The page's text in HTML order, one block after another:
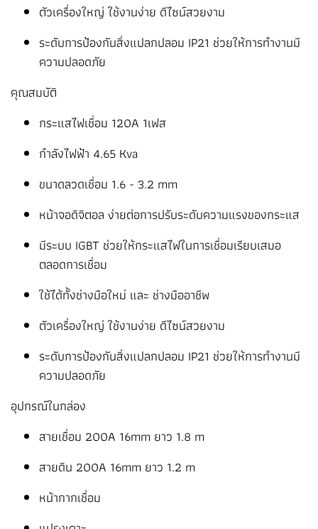
ตัวเครื่องใหญ่ ใช้งานง่าย ดีไซน์สวยงาม
ระดับการป้องกันสิ่งแปลกปลอม IP21 ช่วยให้การทำงานมี
ความปลอดภัย
คุณสมบัติ
กระแสไฟเชื่อม 120A 1เฟส
กำลังไฟฟ้า 4.65 Kva
ขนาดลวดเชื่อม 1.6 - 3.2 mm
หน้าจอดิจิตอล ง่ายต่อการปรับระดับความแรงของกระแส
มีระบบ IGBT ช่วยให้กระแสไฟในการเชื่อมเรียบเสมอ
ตลอดการเชื่อม
ใช้ได้ทั้งช่างมือใหม่ และ ช่างมืออาชีพ
ตัวเครื่องใหญ่ ใช้งานง่าย ดีไซน์สวยงาม
ระดับการป้องกันสิ่งแปลกปลอม IP21 ช่วยให้การทำงานมี
ความปลอดภัย
อุปกรณ์ในกล่อง
สายเชื่อม 200A 16mm ยาว 1.8 m
สายดิน 200A 16mm ยาว 1.2 m
หน้ากากเชื่อม